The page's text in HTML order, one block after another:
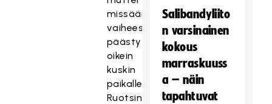
missään
vaiheessa
päästy
oikein
kuskin
paikalle
Ruotsin
Salibandyliito
n varsinainen
kokous
marraskuuss
a – näin
tapahtuvat